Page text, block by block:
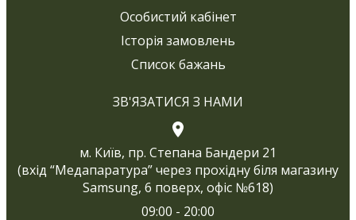
Особистий кабінет
Історія замовлень
Список бажань
ЗВ'ЯЗАТИСЯ З НАМИ
м. Київ, пр. Степана Бандери 21
(вхід “Медапаратура” через прохідну біля магазину
Samsung, 6 поверх, офіс №618)
09:00 - 20:00